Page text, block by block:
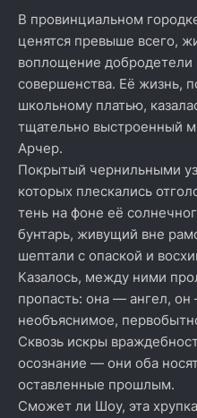
В провинциальном
ценятся превыше всего,
воплощение добродетели
совершенства. Её жизнь,
школьному платью,
тщательно выстроенный
Арчер.
Покрытый чернильными
которых плескались
тень на фоне её
бунтарь, живущий вне
шептали с опаской и
Казалось, между ними
пропасть: она — ангел,
необъяснимое,
Сквозь искры
осознание — они оба
оставленные прошлым.
Сможет ли Шоу, эта